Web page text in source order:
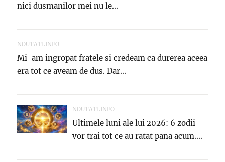
nici dusmanilor mei nu le...
NOUTATI.INFO
Mi-am ingropat fratele si credeam ca durerea aceea
era tot ce aveam de dus. Dar...
NOUTATI.INFO
Ultimele luni ale lui 2026: 6 zodii
vor trai tot ce au ratat pana acum....